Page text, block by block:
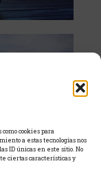
cookies para
a estas tecnologías nos
ID únicas en este sitio. No
ciertas características y